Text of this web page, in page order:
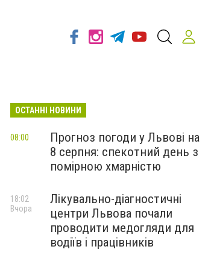
ОСТАННІ НОВИНИ
Прогноз погоди у Львові на
8 серпня: спекотний день з
помірною хмарністю
08:00
Лікувально-діагностичні
центри Львова почали
проводити медогляди для
водіїв і працівників
18:02
Вчора